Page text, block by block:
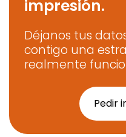
impresión.
Déjanos tus
contigo una
realmente
Pedir